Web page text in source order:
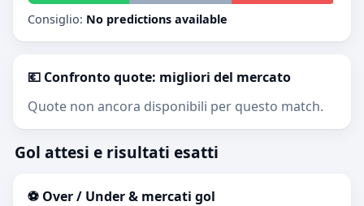
Consiglio: No predictions available
💶 Confronto quote: migliori del mercato
Quote non ancora disponibili per questo match.
Gol attesi e risultati esatti
⚽ Over / Under & mercati gol